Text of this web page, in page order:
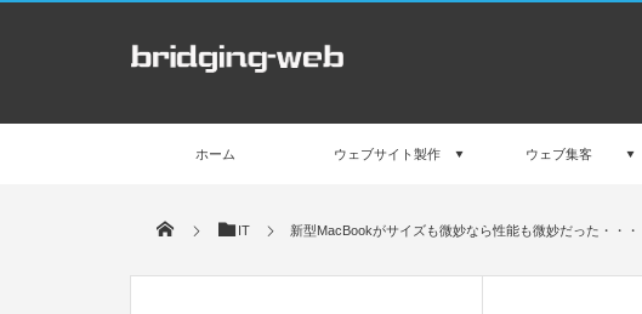
ホーム ウェブサイト製作 ウェブ集客
IT 新型MacBookがサイズも微妙なら性能も微妙だった・・・